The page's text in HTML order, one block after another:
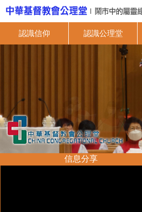
認識信仰 認識公理堂
信息分享